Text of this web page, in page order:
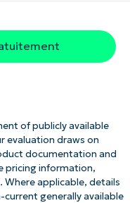
of publicly available
evaluation draws on
documentation and
pricing information,
applicable, details
generally available